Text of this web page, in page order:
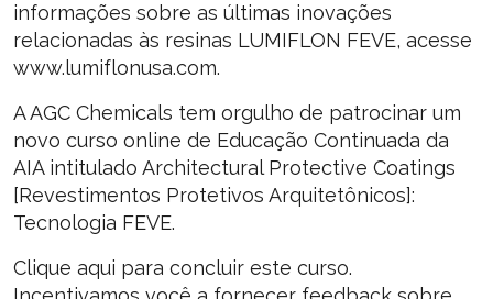
informações sobre as últimas inovações
relacionadas às resinas LUMIFLON FEVE, acesse
www.lumiflonusa.com.
A AGC Chemicals tem orgulho de patrocinar um
novo curso online de Educação Continuada da
AIA intitulado Architectural Protective Coatings
[Revestimentos Protetivos Arquitetônicos]:
Tecnologia FEVE.
Clique aqui para concluir este curso.